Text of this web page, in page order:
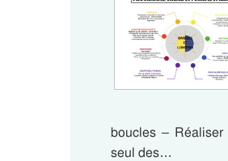
boucles –
seul des…